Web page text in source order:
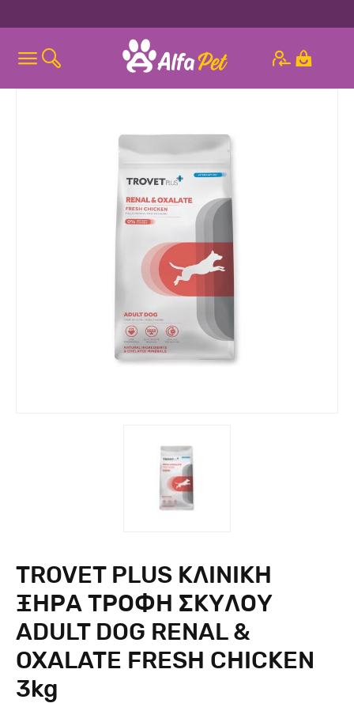
TROVET PLUS ΚΛΙΝΙΚΗ
ΞΗΡΑ ΤΡΟΦΗ ΣΚΥΛΟΥ
ADULT DOG RENAL &
OXALATE FRESH CHICKEN
3kg